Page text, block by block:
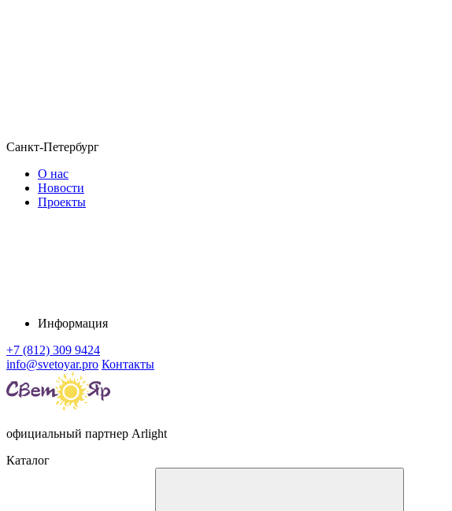
Санкт-Петербург
О нас
Новости
Проекты
Информация
+7 (812) 309 9424
info@svetoyar.pro Контакты
официальный партнер Arlight
Каталог